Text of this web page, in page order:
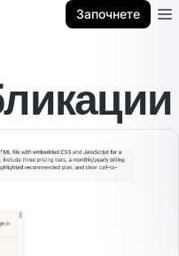
Започнете